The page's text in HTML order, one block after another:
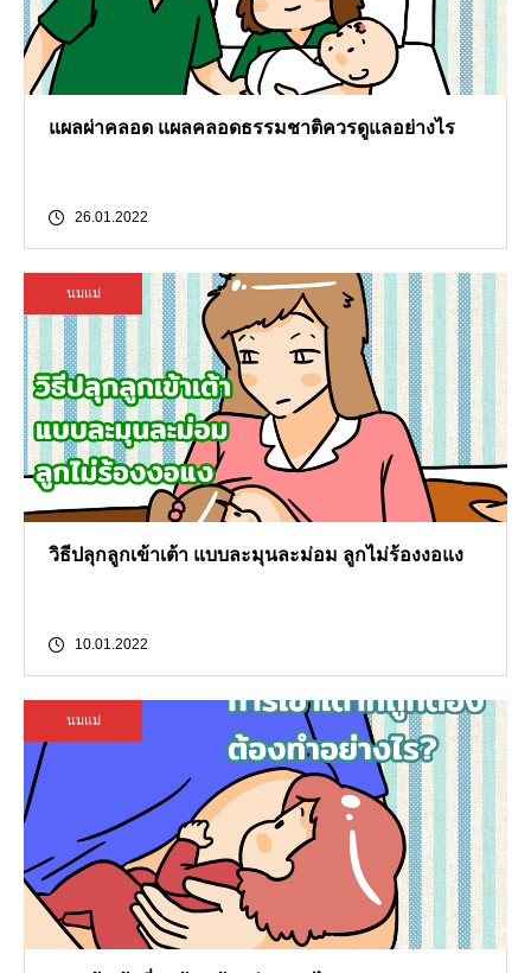
แผลผ่าคลอด แผลคลอดธรรมชาติควรดูแลอย่างไร
26.01.2022
นมแม่
วิธีปลุกลูกเข้าเต้า แบบละมุนละม่อม ลูกไม่ร้องงอแง
10.01.2022
นมแม่